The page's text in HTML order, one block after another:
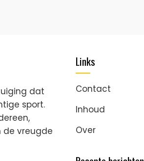
dat
sport.
de vreugde
Links
Contact
Inhoud
Over